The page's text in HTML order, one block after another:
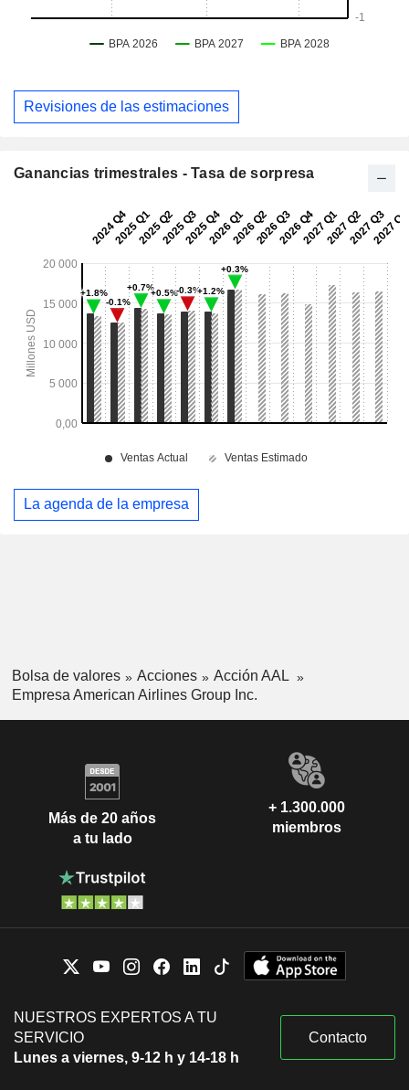
Revisiones de las estimaciones
Ganancias trimestrales - Tasa de sorpresa
La agenda de la empresa
Bolsa de valores Acciones
Acción AAL
Empresa American Airlines Group Inc.
Más de 20 años
a tu lado
+ 1.300.000
miembros
NUESTROS EXPERTOS A TU
SERVICIO
Lunes a viernes, 9-12 h y 14-18 h
Contacto